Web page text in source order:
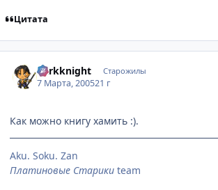
Цитата
darkknight Старожилы
7 Марта, 200521 г
Как можно книгу хамить :).
Aku. Soku. Zan
Платиновые Старики team